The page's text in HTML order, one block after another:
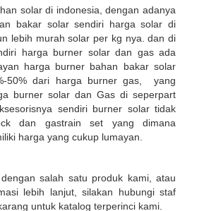
solar di indonesia, dengan adanya
bakar solar sendiri harga solar di
lebih murah solar per kg nya. dan di
harga burner solar dan gas ada
harga burner bahan bakar solar
50% dari harga burner gas, yang
burner solar dan Gas di seperpart
sendiri burner solar tidak
dan gastrain set yang dimana
harga yang cukup lumayan.
salah satu produk kami, atau
lebih lanjut, silakan hubungi staf
untuk katalog terperinci kami.